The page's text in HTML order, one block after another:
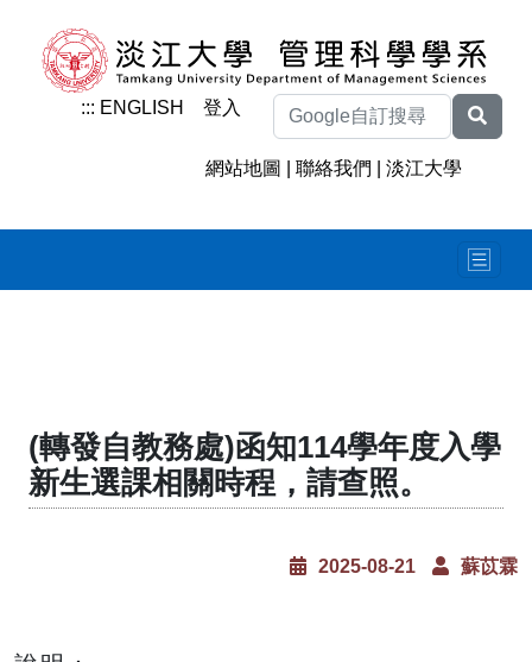
::: ENGLISH 登入
網站地圖 |聯絡我們 |淡江大學
(轉發自教務處)函知114學年度入學
新生選課相關時程，請查照。
2025-08-21 蘇苡霖